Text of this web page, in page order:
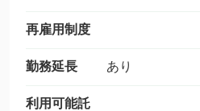
再雇用制度
勤務延長 あり
利用可能託